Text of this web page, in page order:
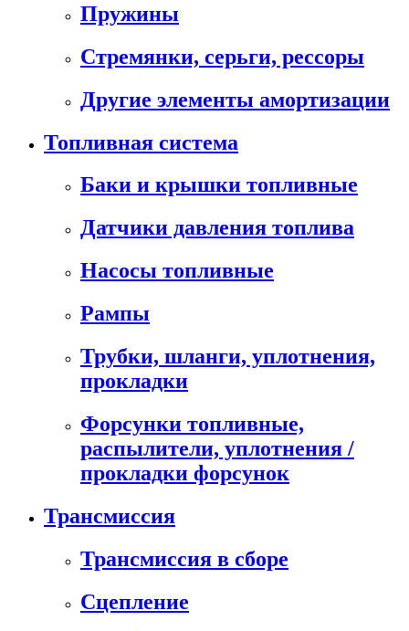
Пружины
Стремянки, серьги, рессоры
Другие элементы амортизации
Топливная система
Баки и крышки топливные
Датчики давления топлива
Насосы топливные
Рампы
Трубки, шланги, уплотнения,
прокладки
Форсунки топливные,
распылители, уплотнения /
прокладки форсунок
Трансмиссия
Трансмиссия в сборе
Сцепление